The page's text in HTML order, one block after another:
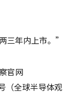
三年内上市。”
官网
（全球半导体观